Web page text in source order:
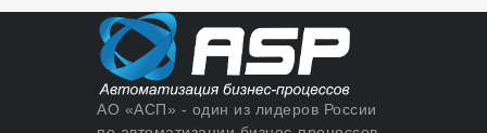
АО «АСП» - один из лидеров России